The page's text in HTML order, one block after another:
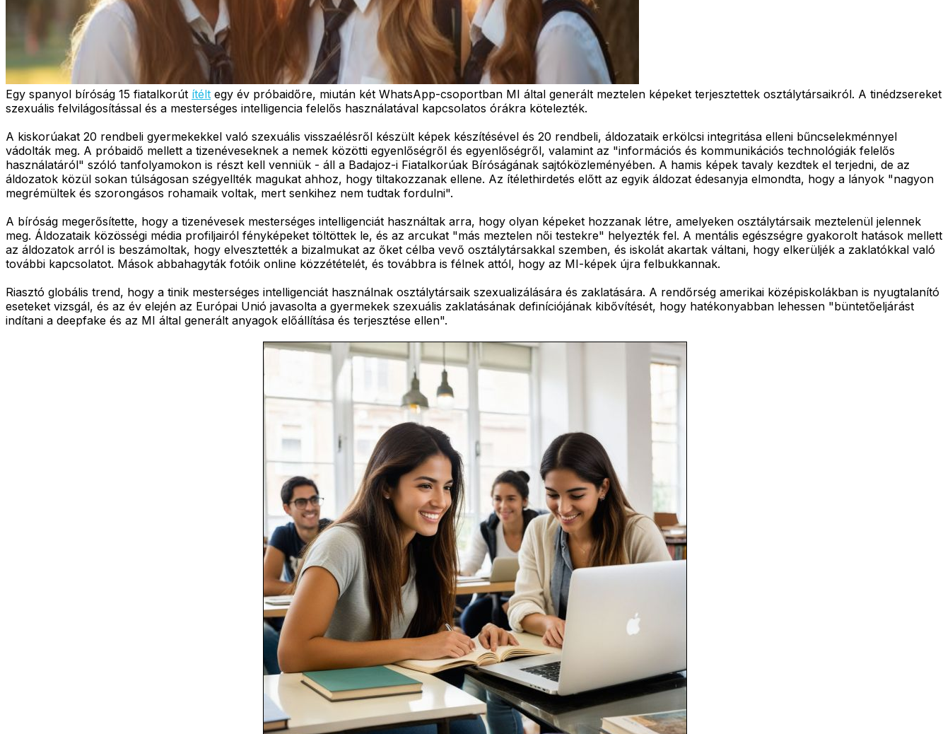
Egy spanyol bíróság 15 fiatalkorút ítélt egy év próbaidőre, miután két WhatsApp-csoportban MI által generált meztelen képeket terjesztettek osztálytársaikról. A tinédzsereket
szexuális felvilágosítással és a mesterséges intelligencia felelős használatával kapcsolatos órákra kötelezték.
A kiskorúakat 20 rendbeli gyermekekkel való szexuális visszaélésről készült képek készítésével és 20 rendbeli, áldozataik erkölcsi integritása elleni bűncselekménnyel
vádolták meg. A próbaidő mellett a tizenéveseknek a nemek közötti egyenlőségről és egyenlőségről, valamint az "információs és kommunikációs technológiák felelős
használatáról" szóló tanfolyamokon is részt kell venniük - áll a Badajoz-i Fiatalkorúak Bíróságának sajtóközleményében. A hamis képek tavaly kezdtek el terjedni, de az
áldozatok közül sokan túlságosan szégyellték magukat ahhoz, hogy tiltakozzanak ellene. Az ítélethirdetés előtt az egyik áldozat édesanyja elmondta, hogy a lányok "nagyon
megrémültek és szorongásos rohamaik voltak, mert senkihez nem tudtak fordulni".
A bíróság megerősítette, hogy a tizenévesek mesterséges intelligenciát használtak arra, hogy olyan képeket hozzanak létre, amelyeken osztálytársaik meztelenül jelennek
meg. Áldozataik közösségi média profiljairól fényképeket töltöttek le, és az arcukat "más meztelen női testekre" helyezték fel. A mentális egészségre gyakorolt hatások mellett
az áldozatok arról is beszámoltak, hogy elvesztették a bizalmukat az őket célba vevő osztálytársakkal szemben, és iskolát akartak váltani, hogy elkerüljék a zaklatókkal való
további kapcsolatot. Mások abbahagyták fotóik online közzétételét, és továbbra is félnek attól, hogy az MI-képek újra felbukkannak.
Riasztó globális trend, hogy a tinik mesterséges intelligenciát használnak osztálytársaik szexualizálására és zaklatására. A rendőrség amerikai középiskolákban is nyugtalanító
eseteket vizsgál, és az év elején az Európai Unió javasolta a gyermekek szexuális zaklatásának definíciójának kibővítését, hogy hatékonyabban lehessen "büntetőeljárást
indítani a deepfake és az MI által generált anyagok előállítása és terjesztése ellen".